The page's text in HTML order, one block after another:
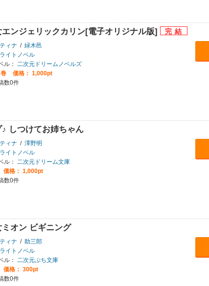
エンジェリックカリン[電子オリジナル版]
ィナ / 緑木邑
ライトノベル
ル：
二次元ドリームノベルズ
価格： 1,000pt
数0件
♪ しつけてお姉ちゃん
ィナ / 澤野明
ライトノベル
ル： 二次元ドリーム文庫
価格： 1,000pt
数0件
ミオン ビギニング
ィナ / 助三郎
ライトノベル
ル： 二次元ぷち文庫
価格： 300pt
数0件